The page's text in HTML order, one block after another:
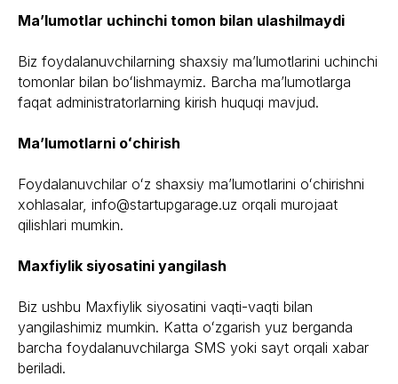
Maʼlumotlar uchinchi tomon bilan ulashilmaydi
Biz foydalanuvchilarning shaxsiy maʼlumotlarini uchinchi
tomonlar bilan boʻlishmaymiz. Barcha maʼlumotlarga
faqat administratorlarning kirish huquqi mavjud.
Maʼlumotlarni oʻchirish
Foydalanuvchilar oʻz shaxsiy maʼlumotlarini oʻchirishni
xohlasalar, info@startupgarage.uz orqali murojaat
qilishlari mumkin.
Maxfiylik siyosatini yangilash
Biz ushbu Maxfiylik siyosatini vaqti-vaqti bilan
yangilashimiz mumkin. Katta oʻzgarish yuz berganda
barcha foydalanuvchilarga SMS yoki sayt orqali xabar
beriladi.
+998 78 113 71 72